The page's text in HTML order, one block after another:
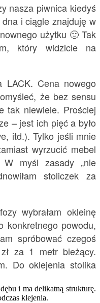
nasza piwnica kiedyś
i ciągle znajduję w
użytku 🙂 Tak
który widzicie na
Cena nowego
że bez sensu
tak niewiele. Prościej
– jest ich pięć a było
itd.). Tylko jeśli mnie
wyrzucić mebel
myśl zasady „nie
stoliczek za
wybrałam okleinę
konkretnego powodu,
spróbować czegoś
za 1 metr bieżący.
Do oklejenia stolika
i ma delikatną strukturę.
klejenia.